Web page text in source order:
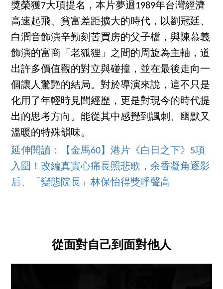
獎榮獲7大項提名，本片夢迴1989年台灣經濟
高速起飛、貧富差距擴大的時代，以劉冠廷、
白潤音飾演辛勤刻苦買房的父子檔，與陳慕義
飾演的富商「老狐狸」之間的周旋為主軸，道
出許多價值觀的對立與碰撞，並在最後走向一
個讓人驚艷的結局。對於導演來說，這不只是
化用了年輕時見聞經歷，更是對現今的時代提
出的思考方向。能從其中感覺到諷刺、幽默又
溫暖的特殊韻味。
延伸閱讀：【金馬60】港片《白日之下》5項
入圍！改編真實心痛長照悲歌，余香凝角逐影
后、「變態院長」林保怡得獎呼聲高
從面對自己到面對他人